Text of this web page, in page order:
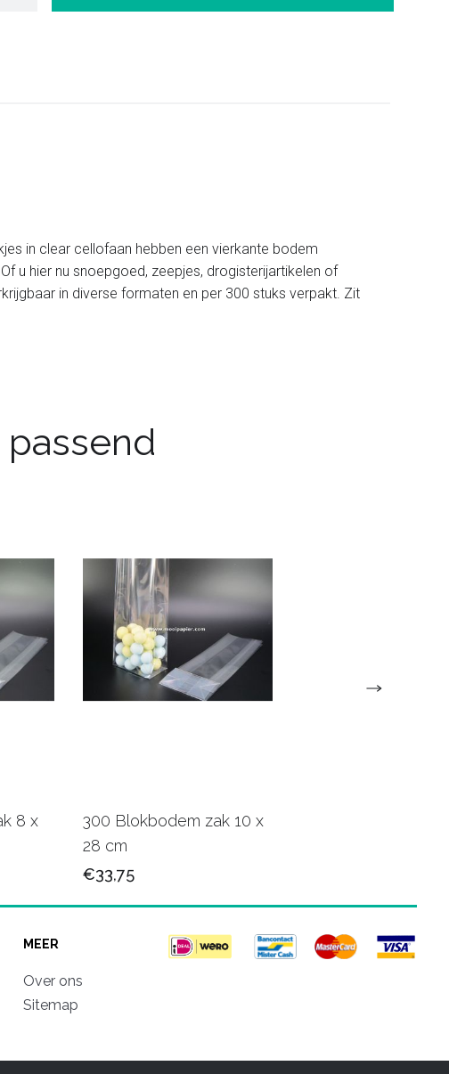
in clear cellofaan hebben een vierkante bodem
u hier nu snoepgoed, zeepjes, drogisterijartikelen of
in diverse formaten en per 300 stuks verpakt. Zit
8 x
300 Blokbodem zak 10 x
28 cm
€33,75
MEER
Over ons
Sitemap